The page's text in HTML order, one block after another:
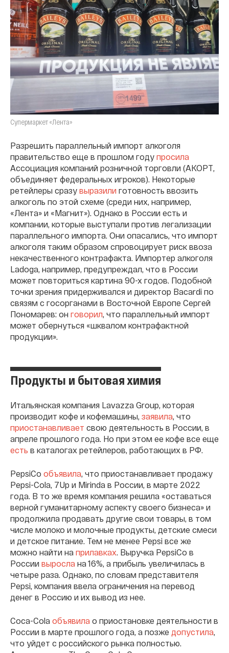
Супермаркет «Лента»
Разрешить параллельный импорт алкоголя
правительство еще в прошлом году просила
Ассоциация компаний розничной торговли (АКОРТ,
объединяет федеральных игроков). Некоторые
ретейлеры сразу выразили готовность ввозить
алкоголь по этой схеме (среди них, например,
«Лента» и «Магнит»). Однако в России есть и
компании, которые выступали против легализации
параллельного импорта. Они опасались, что импорт
алкоголя таким образом спровоцирует риск ввоза
некачественного контрафакта. Импортер алкоголя
Ladoga, например, предупреждал, что в России
может повториться картина 90-х годов. Подобной
точки зрения придерживался и директор Bacardi по
связям с госорганами в Восточной Европе Сергей
Пономарев: он говорил, что параллельный импорт
может обернуться «шквалом контрафактной
продукции».
Продукты и бытовая химия
Итальянская компания Lavazza Group, которая
производит кофе и кофемашины, заявила, что
приостанавливает свою деятельность в России, в
апреле прошлого года. Но при этом ее кофе все еще
есть в каталогах ретейлеров, работающих в РФ.
PepsiCo объявила, что приостанавливает продажу
Pepsi-Cola, 7Up и Mirinda в России, в марте 2022
года. В то же время компания решила «оставаться
верной гуманитарному аспекту своего бизнеса» и
продолжила продавать другие свои товары, в том
числе молоко и молочные продукты, детские смеси
и детское питание. Тем не менее Pepsi все же
можно найти на прилавках. Выручка PepsiCo в
России выросла на 16%, а прибыль увеличилась в
четыре раза. Однако, по словам представителя
Pepsi, компания ввела ограничения на перевод
денег в Россию и их вывод из нее.
Coca-Cola объявила о приостановке деятельности в
России в марте прошлого года, а позже допустила,
что уйдет с российского рынка полностью.